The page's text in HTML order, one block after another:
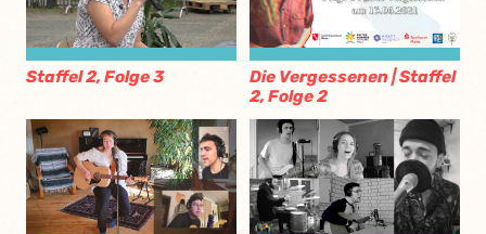
Staffel 2, Folge 3
Die Vergessenen | Staffel
2, Folge 2